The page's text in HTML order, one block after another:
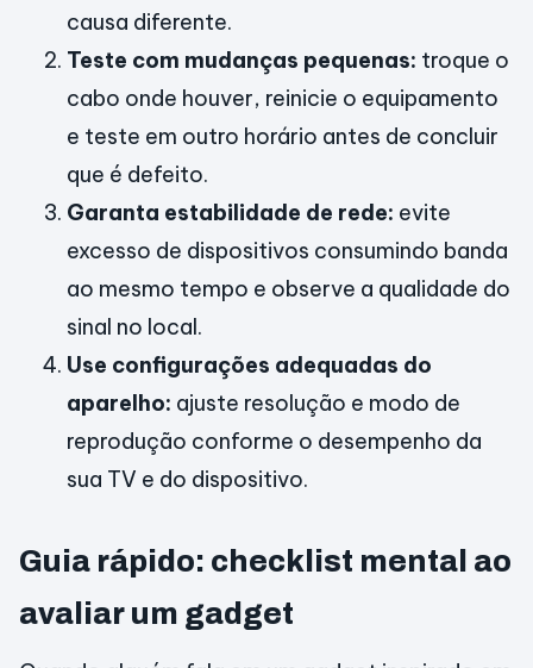
causa diferente.
Teste com mudanças pequenas: troque o
cabo onde houver, reinicie o equipamento
e teste em outro horário antes de concluir
que é defeito.
Garanta estabilidade de rede: evite
excesso de dispositivos consumindo banda
ao mesmo tempo e observe a qualidade do
sinal no local.
Use configurações adequadas do
aparelho: ajuste resolução e modo de
reprodução conforme o desempenho da
sua TV e do dispositivo.
Guia rápido: checklist mental ao
avaliar um gadget